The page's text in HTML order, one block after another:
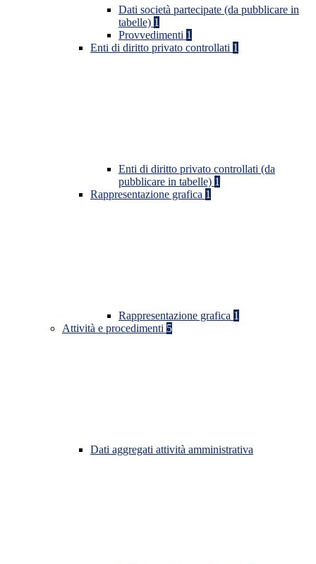
Dati società partecipate (da pubblicare in
tabelle) 1
Provvedimenti 1
Enti di diritto privato controllati 1
Enti di diritto privato controllati (da
pubblicare in tabelle) 1
Rappresentazione grafica 1
Rappresentazione grafica 1
Attività e procedimenti 5
Dati aggregati attività amministrativa